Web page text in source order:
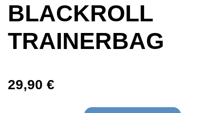
BLACKROLL
TRAINERBAG
29,90 €